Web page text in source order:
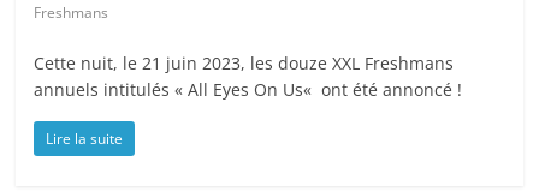
Freshmans
Cette nuit, le 21 juin 2023, les douze XXL Freshmans
annuels intitulés « All Eyes On Us« ont été annoncé !
Lire la suite